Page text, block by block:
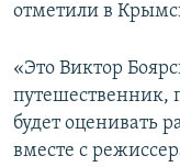
отметили в
«Это Виктор
путешественник,
будет оценивать
вместе с